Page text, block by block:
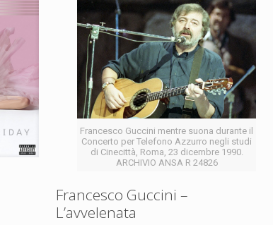
Francesco Guccini mentre suona durante il
Concerto per Telefono Azzurro negli studi
di Cinecittà, Roma, 23 dicembre 1990.
ARCHIVIO ANSA R 24826
Francesco Guccini –
L’avvelenata